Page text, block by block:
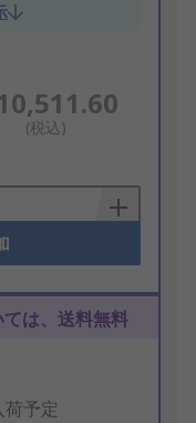
(税込)
は、送料無料
荷予定